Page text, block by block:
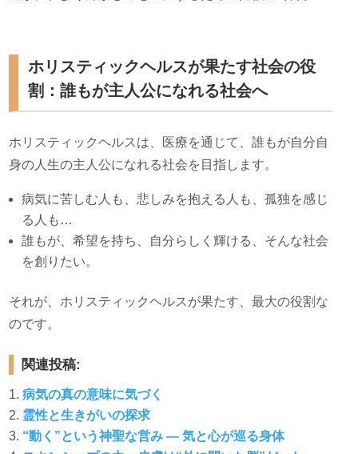
ホリスティックヘルスが果たす社会の役
割：誰もが主人公になれる社会へ
ホリスティックヘルスは、医療を通じて、誰もが自分自
身の人生の主人公になれる社会を目指します。
病気に苦しむ人も、悲しみを抱える人も、孤独を感じ
る人も…
誰もが、希望を持ち、自分らしく輝ける、そんな社会
を創りたい。
それが、ホリスティックヘルスが果たす、最大の役割な
のです。
関連投稿:
病気の真の意味に気づく
霊性と生きがいの探求
“動く”という神聖な営み ― 気と心が巡る身体